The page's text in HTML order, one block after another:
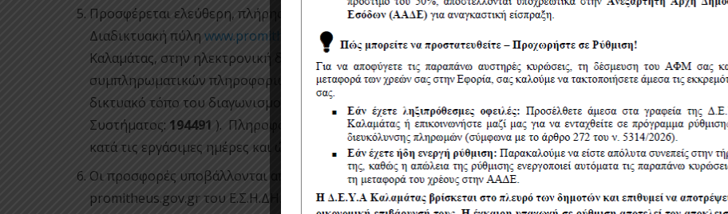
Προσφέρεται ελεύθερη, πλήρης, άμεση και δωρεάν ηλεκτρονική πρόσβαση στα έγγραφα της σύμβασης,
Διαδικτυακή πύλη www.promitheus.gov.gr
Καλαμάτας, στην ηλεκτρονική διεύθυνση
deyakalamatas.gr
►ΝΕΑ ►Διαγωνισμοί. Αιτήματα παροχής
συμπληρωματικών πληροφοριών – διευκρινίσεων υποβάλλονται ηλεκτρονικά και απαντώνται
δικτυακό τόπο του διαγωνισμού μέσω της διαδικτυακής πύλης
www.promitheus.gov.gr
, του Ε.Σ.Η.ΔΗ.Σ.
Συστήματος: 194491 ). Πληροφορίες και τυχόν διευκρινήσεις παρέχονται στα γραφεία της ΔΕΥΑ
κατά τις εργάσιμες ημέρες και ώρες. (Αρμόδιος Μιχαήλ Βασιλειάδης, τηλέφωνο 2721063130).
Οι προσφορές υποβάλλονται από τους ενδιαφερομένους ηλεκτρονικά, μέσω της διαδικτυακής πύλης
promitheus.gov.gr του Ε.Σ.Η.ΔΗ.Σ. σε ηλεκτρονικό φάκελο του υποσυστήματος.